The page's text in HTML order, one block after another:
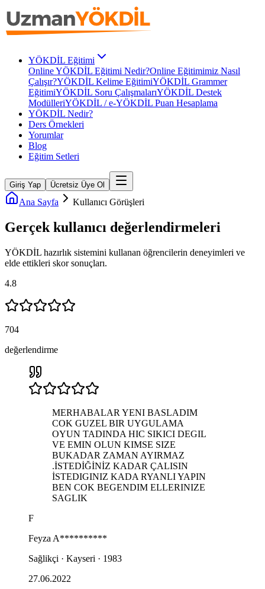
YÖKDİL Eğitimi
Online YÖKDİL Eğitimi Nedir?Online Eğitimimiz Nasıl
Çalışır?YÖKDİL Kelime EğitimiYÖKDİL Grammer
EğitimiYÖKDİL Soru ÇalışmalarıYÖKDİL Destek
ModülleriYÖKDİL / e-YÖKDİL Puan Hesaplama
YÖKDİL Nedir?
Ders Örnekleri
Yorumlar
Blog
Eğitim Setleri
Giriş Yap Ücretsiz Üye Ol
Ana Sayfa Kullanıcı Görüşleri
Gerçek kullanıcı değerlendirmeleri
YÖKDİL hazırlık sistemini kullanan öğrencilerin deneyimleri ve
elde ettikleri skor sonuçları.
4.8
704
değerlendirme
MERHABALAR YENI BASLADIM
COK GUZEL BIR UYGULAMA
OYUN TADINDA HIC SIKICI DEGIL
VE EMIN OLUN KIMSE SIZE
BUKADAR ZAMAN AYIRMAZ
.İSTEDİĞİNİZ KADAR ÇALISIN
İSTEDIGINIZ KADA RYANLI YAPIN
BEN COK BEGENDIM ELLERINIZE
SAGLIK
F
Feyza A**********
Sağlikçi · Kayseri · 1983
27.06.2022